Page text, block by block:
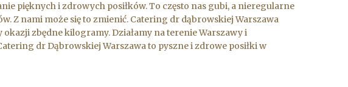
pięknych i zdrowych posiłków. To często nas gubi, a nieregularne
Z nami może się to zmienić. Catering dr dąbrowskiej Warszawa
zbędne kilogramy. Działamy na terenie Warszawy i
dr Dąbrowskiej Warszawa to pyszne i zdrowe posiłki w